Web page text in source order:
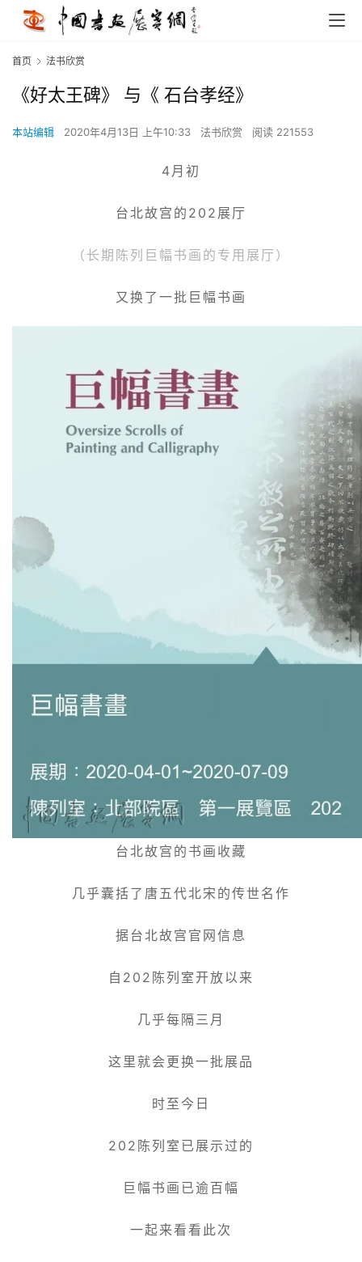
首页 法书欣赏
《好太王碑》 与《 石台孝经》
本站编辑 2020年4月13日 上午10:33 法书欣赏 阅读 221553
4月初
台北故宫的202展厅
（长期陈列巨幅书画的专用展厅）
又换了一批巨幅书画
台北故宫的书画收藏
几乎囊括了唐五代北宋的传世名作
据台北故宫官网信息
自202陈列室开放以来
几乎每隔三月
这里就会更换一批展品
时至今日
202陈列室已展示过的
巨幅书画已逾百幅
一起来看看此次